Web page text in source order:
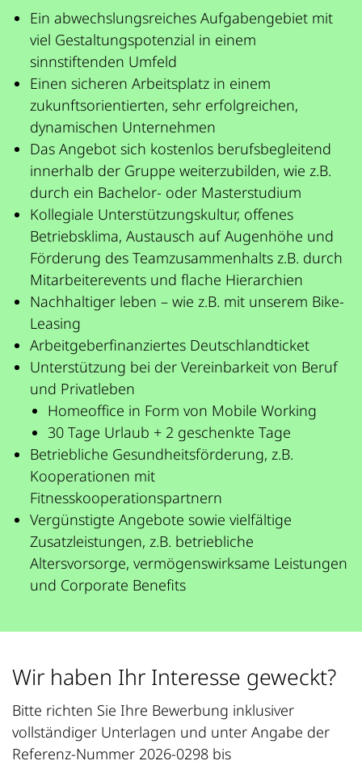
Ein abwechslungsreiches Aufgabengebiet mit
viel Gestaltungspotenzial in einem
sinnstiftenden Umfeld
Einen sicheren Arbeitsplatz in einem
zukunftsorientierten, sehr erfolgreichen,
dynamischen Unternehmen
Das Angebot sich kostenlos berufsbegleitend
innerhalb der Gruppe weiterzubilden, wie z.B.
durch ein Bachelor- oder Masterstudium
Kollegiale Unterstützungskultur, offenes
Betriebsklima, Austausch auf Augenhöhe und
Förderung des Teamzusammenhalts z.B. durch
Mitarbeiterevents und flache Hierarchien
Nachhaltiger leben – wie z.B. mit unserem Bike-
Leasing
Arbeitgeberfinanziertes Deutschlandticket
Unterstützung bei der Vereinbarkeit von Beruf
und Privatleben
Homeoffice in Form von Mobile Working
30 Tage Urlaub + 2 geschenkte Tage
Betriebliche Gesundheitsförderung, z.B.
Kooperationen mit
Fitnesskooperationspartnern
Vergünstigte Angebote sowie vielfältige
Zusatzleistungen, z.B. betriebliche
Altersvorsorge, vermögenswirksame Leistungen
und Corporate Benefits
Wir haben Ihr Interesse geweckt?
Bitte richten Sie Ihre Bewerbung inklusiver
vollständiger Unterlagen und unter Angabe der
Referenz-Nummer 2026-0298 bis